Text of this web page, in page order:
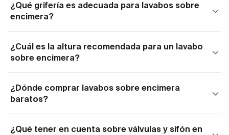
color blanco, podrás acceder a uno de estos
lavabos de tendencia invirtiendo poco más de 60€.
Entre 65 y 90 euros verás muchos más lavabos sobre
encimera baratos con otros estándares de diseño,
No es difícil hoy en día comprar un lavabo sobre
¿Qué grifería es adecuada para lavabos sobre
encimera?
¿Cuál es la altura recomendada para un lavabo
sobre encimera?
¿Dónde comprar lavabos sobre encimera
baratos?
¿Qué tener en cuenta sobre válvulas y sifón en